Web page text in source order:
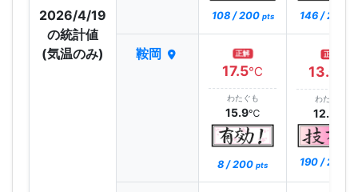
2026/4/19
の統計値
(気温のみ)
108 / 200 pts 146 / 200
鞍岡 正解
17.5℃
わたぐも
15.9℃
8 / 200 pts
正解
13.0
わたぐも
12.8
190 / 200